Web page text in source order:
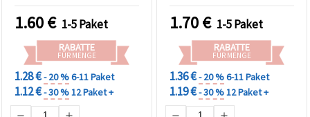
Geschenkverpackung
1.60€ 1-5 Paket
RABATTE
FÜR MENGE
1.28 €- 20 %6-11 Paket
1.12 €- 30 %12 Paket +
DIY-Projekte, Geschenke
& Wohndeko
1.70€ 1-5 Paket
RABATTE
FÜR MENGE
1.36 €- 20 %6-11 Paket
1.19 €- 30 %12 Paket +